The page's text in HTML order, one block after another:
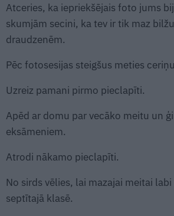
Atceries, ka iepriekšējais foto jums
skumjām secini, ka tev ir tik maz
draudzenēm.
Pēc fotosesijas steigšus meties
Uzreiz pamani pirmo pieclapīti.
Apēd ar domu par vecāko meitu un
eksāmeniem.
Atrodi nākamo pieclapīti.
No sirds vēlies, lai mazajai meitai
septītajā klasē.